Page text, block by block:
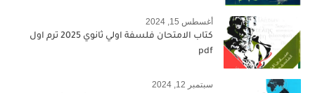
أغسطس 15, 2024
كتاب الامتحان فلسفة اولي ثانوي 2025 ترم اول
pdf
سبتمبر 12, 2024